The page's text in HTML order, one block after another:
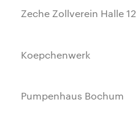
Zeche Zollverein Halle 12
Koepchenwerk
Pumpenhaus Bochum